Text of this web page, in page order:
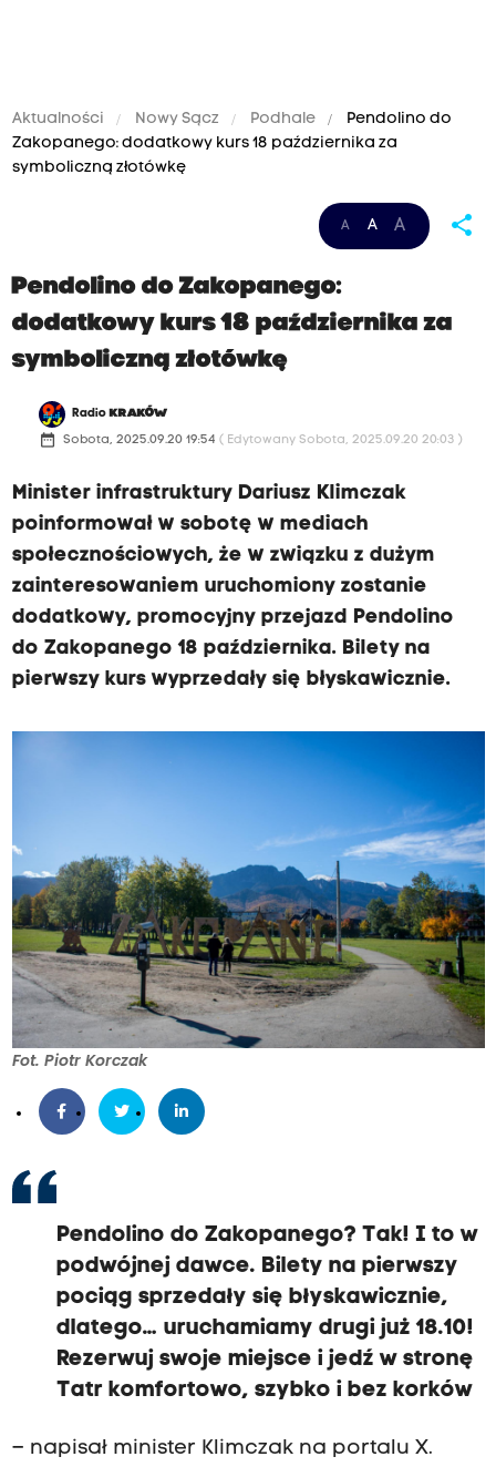
Aktualności Nowy Sącz Podhale
Pendolino do
Zakopanego: dodatkowy kurs 18 października za
symboliczną złotówkę
A A A share
Pendolino do Zakopanego:
dodatkowy kurs 18 października za
symboliczną złotówkę
Radio KRAKÓW
date_range Sobota, 2025.09.20 19:54 ( Edytowany Sobota, 2025.09.20 20:03 )
Minister infrastruktury Dariusz Klimczak
poinformował w sobotę w mediach
społecznościowych, że w związku z dużym
zainteresowaniem uruchomiony zostanie
dodatkowy, promocyjny przejazd Pendolino
do Zakopanego 18 października. Bilety na
pierwszy kurs wyprzedały się błyskawicznie.
Fot. Piotr Korczak
Pendolino do Zakopanego? Tak! I to w
podwójnej dawce. Bilety na pierwszy
pociąg sprzedały się błyskawicznie,
dlatego… uruchamiamy drugi już 18.10!
Rezerwuj swoje miejsce i jedź w stronę
Tatr komfortowo, szybko i bez korków
– napisał minister Klimczak na portalu X.